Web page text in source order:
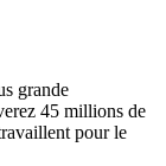
grande
45 millions de
pour le